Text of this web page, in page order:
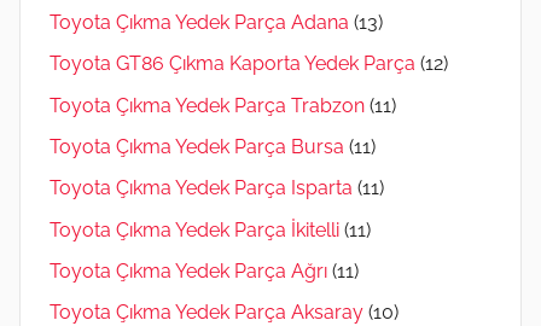
Toyota Çıkma Yedek Parça Adana (13)
Toyota GT86 Çıkma Kaporta Yedek Parça (12)
Toyota Çıkma Yedek Parça Trabzon (11)
Toyota Çıkma Yedek Parça Bursa (11)
Toyota Çıkma Yedek Parça Isparta (11)
Toyota Çıkma Yedek Parça İkitelli (11)
Toyota Çıkma Yedek Parça Ağrı (11)
Toyota Çıkma Yedek Parça Aksaray (10)